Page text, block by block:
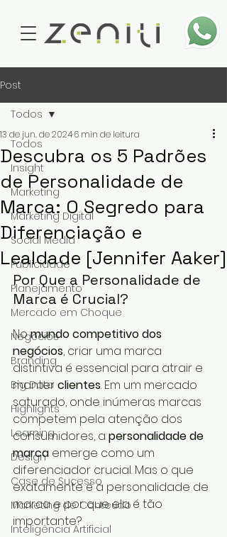
Post
Todos
Insight
Marketing
Marketing Digital
Social Media
Publicidade
Planejamento
Mercado em Choque
Negócios
Branding
Big Data
Highlights
Learning
Design
Case de Sucesso
Marketing de Conteúdo
Inteligência Artificial
Todos
Descubra os 5 Padrões
de Personalidade de
Marca: O Segredo para
Diferenciação e
Lealdade [Jennifer Aaker]
13 de jun. de 20246 min de leitura
Por Que a Personalidade de
Marca é Crucial?
No mundo competitivo dos
negócios, criar uma marca
distintiva é essencial para atrair e
manter clientes. Em um mercado
saturado, onde inúmeras marcas
competem pela atenção dos
consumidores, a personalidade de
marca emerge como um
diferenciador crucial. Mas o que
exatamente é a personalidade de
marca e por que ela é tão
importante?